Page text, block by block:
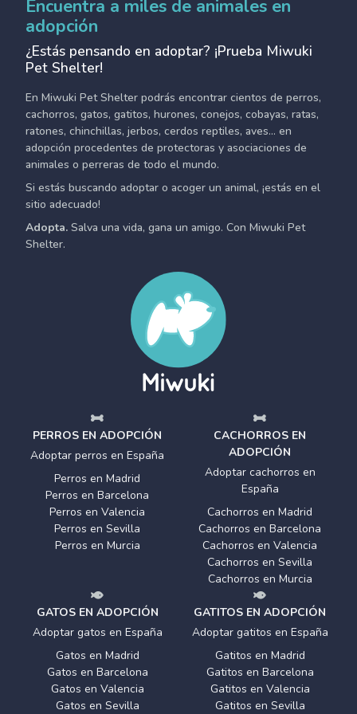
Encuentra a miles de animales en
adopción
¿Estás pensando en adoptar? ¡Prueba Miwuki
Pet Shelter!
En Miwuki Pet Shelter podrás encontrar cientos de perros,
cachorros, gatos, gatitos, hurones, conejos, cobayas, ratas,
ratones, chinchillas, jerbos, cerdos reptiles, aves... en
adopción procedentes de protectoras y asociaciones de
animales o perreras de todo el mundo.
Si estás buscando adoptar o acoger un animal, ¡estás en el
sitio adecuado!
Adopta. Salva una vida, gana un amigo. Con Miwuki Pet
Shelter.
PERROS EN ADOPCIÓN
Adoptar perros en España
Perros en Madrid
Perros en Barcelona
Perros en Valencia
Perros en Sevilla
Perros en Murcia
CACHORROS EN
ADOPCIÓN
Adoptar cachorros en
España
Cachorros en Madrid
Cachorros en Barcelona
Cachorros en Valencia
Cachorros en Sevilla
Cachorros en Murcia
GATOS EN ADOPCIÓN
Adoptar gatos en España
Gatos en Madrid
Gatos en Barcelona
Gatos en Valencia
Gatos en Sevilla
GATITOS EN ADOPCIÓN
Adoptar gatitos en España
Gatitos en Madrid
Gatitos en Barcelona
Gatitos en Valencia
Gatitos en Sevilla